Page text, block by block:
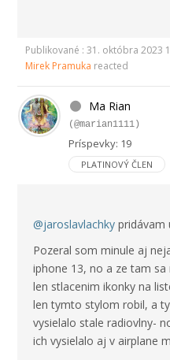
Publikované : 31. októbra 2023
Mirek Pramuka reacted
Ma Rian
(@marian1111)
Príspevky: 19
PLATINOVÝ ČLEN
@jaroslavlachky pridávam
Pozeral som minule aj
iphone 13, no a ze tam
len stlacenim ikonky na
len tymto stylom robil, a
vysielalo stale radiovlny-
ich vysielalo aj v airplane